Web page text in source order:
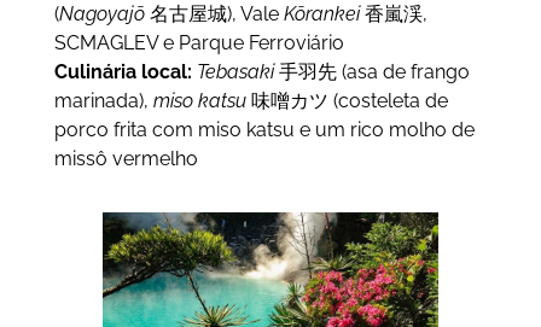
(Nagoyajō名古屋城), Vale Kōrankei香嵐渓,
SCMAGLEV e Parque Ferroviário
Culinária local: Tebasaki手羽先 (asa de frango
marinada), miso katsu味噌カツ (costeleta de
porco frita com miso katsu e um rico molho de
missô vermelho